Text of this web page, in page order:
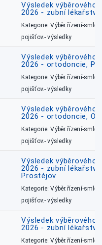
Výsledek výběrového
2026 - zubní
Kategorie: Výběr.řízení-
pojišťov.- výsledky
Výsledek výběrového
2026 - ortodoncie,
Kategorie: Výběr.řízení-
pojišťov.- výsledky
Výsledek výběrového
2026 - ortodoncie,
Kategorie: Výběr.řízení-
pojišťov.- výsledky
Výsledek výběrového
2026 - zubní
Prostějov
Kategorie: Výběr.řízení-
pojišťov.- výsledky
Výsledek výběrového
2026 - zubní
Kategorie: Výběr.řízení-